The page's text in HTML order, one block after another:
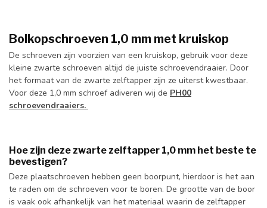
Bolkopschroeven 1,0 mm met kruiskop
De schroeven zijn voorzien van een kruiskop, gebruik voor deze
kleine zwarte schroeven altijd de juiste schroevendraaier. Door
het formaat van de zwarte zelftapper zijn ze uiterst kwestbaar.
Voor deze 1,0 mm schroef adiveren wij de PH00
schroevendraaiers.
Hoe zijn deze zwarte zelftapper 1,0 mm het beste te
bevestigen?
Deze plaatschroeven hebben geen boorpunt, hierdoor is het aan
te raden om de schroeven voor te boren. De grootte van de boor
is vaak ook afhankelijk van het materiaal waarin de zelftapper